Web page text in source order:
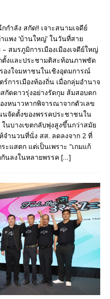
ำลัง สกัด!! เจาะสนามเจดีย์
แพง ‘บ้านใหญ่’ ในวันที่สาย
สมรภูมิการเมืองเมืองเจดีย์ใหญ่
ตั้งและประชามติสะท้อนภาพชัด
องใจมหาชนในเชิงอุดมการณ์
การเมืองท้องถิ่น เมื่อกลุ่มอำนาจ
กัดดาวรุ่งอย่างรัดกุม ส้มสอบตก
หนาวหากพิจารณาจากตัวเลข
จัดตั้งของพรรคประชาชนใน
นบางเขตกลับพุ่งสูงขึ้นกว่าสมัย
จำนวนที่นั่ง สส. ลดลงจาก 2 ที่
ะแสตก แต่เป็นเพราะ “เกมแก้
นลงในหลายพรรค […]